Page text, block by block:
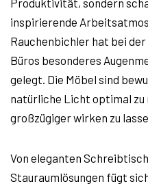
Produktivität, sondern
inspirierende
Rauchenbichler hat bei
Büros besonderes
gelegt. Die Möbel sind
natürliche Licht optimal zu
großzügiger wirken zu
Von eleganten
Stauraumlösungen fügt